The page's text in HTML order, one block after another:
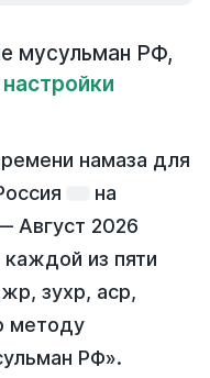
мусульман РФ,
намаза для
на
Август 2026
из пяти
зухр, аср,
методу
РФ».